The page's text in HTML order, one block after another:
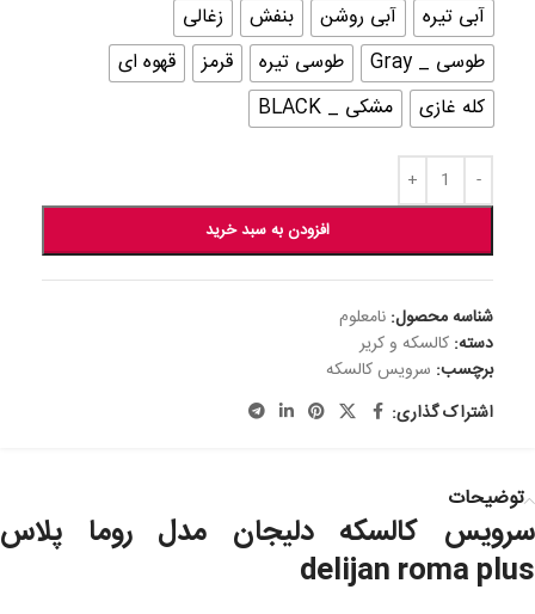
آبی تیره
آبی روشن بنفش
زغالی
طوسی _ Gray
طوسی تیره قرمز
قهوه ای
کله غازی
مشکی _ BLACK
افزودن به سبد خرید
شناسه محصول: نامعلوم
دسته: کالسکه و کریر
برچسب: سرویس کالسکه
اشتراک گذاری:
توضیحات
سرویس کالسکه دلیجان مدل روما پلاس
delijan roma plus